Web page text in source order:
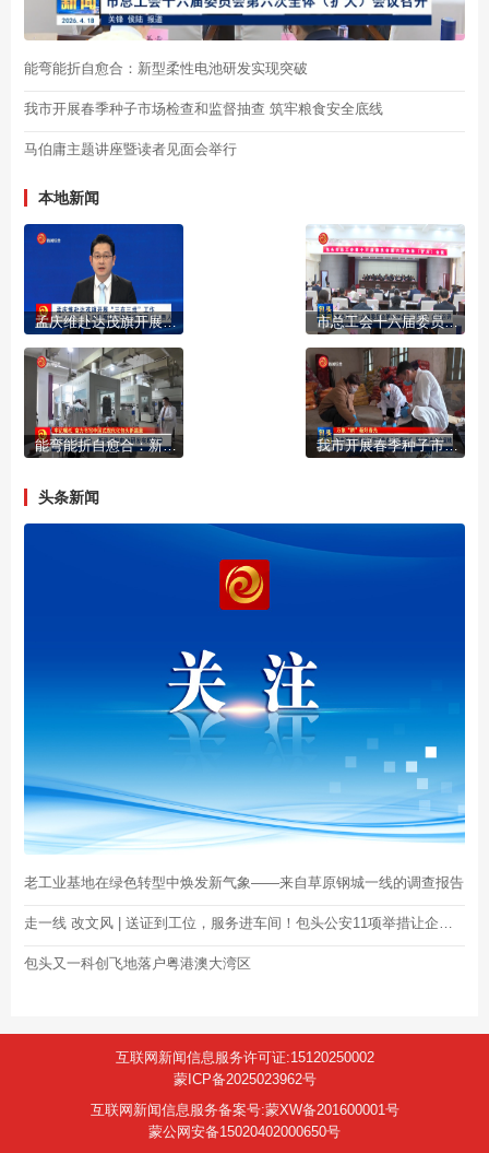
能弯能折自愈合：新型柔性电池研发实现突破
我市开展春季种子市场检查和监督抽查 筑牢粮食安全底线
马伯庸主题讲座暨读者见面会举行
本地新闻
孟庆维赴达茂旗开展“三在三找”工作 “一对一”会见零碳园区招商引资项目负责人 市总工会十六届委员会第六次全体（扩大）会议召开
能弯能折自愈合：新型柔性电池研发实现突破 我市开展春季种子市场检查和监督抽查 筑牢粮食安全底线
头条新闻
老工业基地在绿色转型中焕发新气象——来自草原钢城一线的调查报告
走一线 改文风 | 送证到工位，服务进车间！包头公安11项举措让企业“包你满意、包你放心”
包头又一科创飞地落户粤港澳大湾区
互联网新闻信息服务许可证:15120250002
蒙ICP备2025023962号
互联网新闻信息服务备案号:蒙XW备201600001号
蒙公网安备15020402000650号